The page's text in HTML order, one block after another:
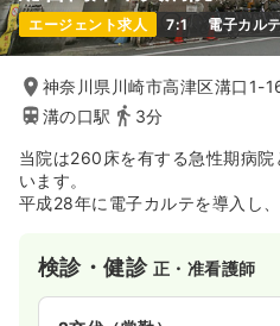
日勤のみ（パート）
給与 時給1,600円
時間 8:00～16:45（休憩60分）
日祝休み
担当業務未経験可
気になる
エージェント求人 7:1 電子カルテ
神奈川県川崎市高津区溝口1-
溝の口駅
3分
当院は260床を有する急性期病
います。
平成28年に電子カルテを導入し
また、平成27年には心臓血管セ
積極的に実施しています。
特に、閉塞性動脈硬化症におい
検診・健診 正・准看護師